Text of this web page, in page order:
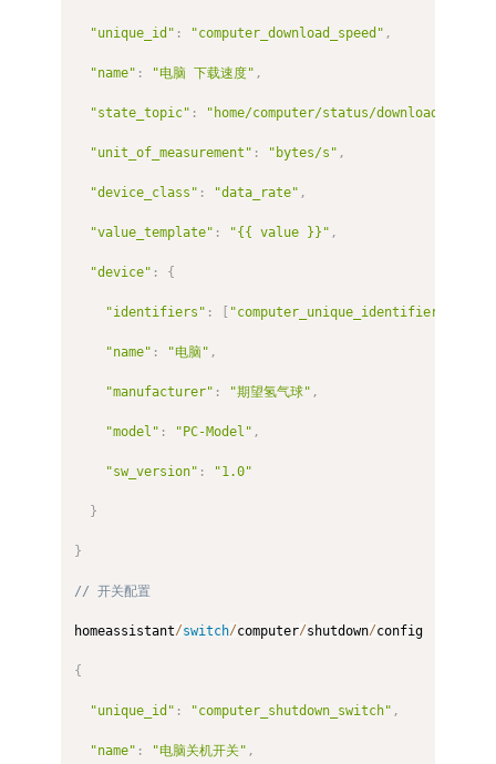
"unique_id" : "computer_download_speed" ,
"name" : "电脑 下载速度" ,
"state_topic" : "home/computer/status/download_speed"
"unit_of_measurement" : "bytes/s" ,
"device_class" : "data_rate" ,
"value_template" : "{{ value }}" ,
"device" : {
"identifiers" : [ "computer_unique_identifier"
"name" : "电脑" ,
"manufacturer" : "期望氢气球" ,
"model" : "PC-Model" ,
"sw_version" : "1.0"
}
}
// 开关配置
homeassistant/switch/computer/shutdown/config
{
"unique_id" : "computer_shutdown_switch" ,
"name" : "电脑关机开关" ,